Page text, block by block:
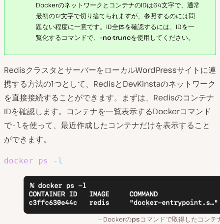
DockerのネットワークとコンテナのIDは64文字で、通常
最初の12文字で切り捨てられますが、参照するのには問
題ない程度に一意です。ID全体を確認するには、IDを一
覧化するコマンドで、 –no-truncを使用してください。
RedisクラスタとサーバーをローカルWordPressサイトに連
携する方法の1つとして、RedisとDevKinstaのネットワーク
を直接接続することができます。まずは、Redisのコンテナ
IDを確認します。コンテナを一覧表示するDockerコマンド
で-l を使って、最近作成したコンテナだけを表示すること
ができます。
docker ps -l
Dockerのpsコマンドで取得したコンテ